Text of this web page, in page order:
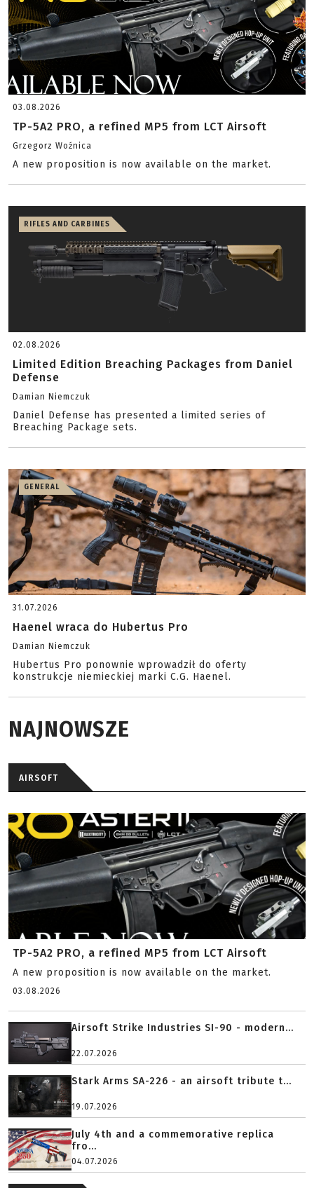
03.08.2026
TP-5A2 PRO, a refined MP5 from LCT Airsoft
Grzegorz Woźnica
A new proposition is now available on the market.
RIFLES AND CARBINES
02.08.2026
Limited Edition Breaching Packages from Daniel
Defense
Damian Niemczuk
Daniel Defense has presented a limited series of
Breaching Package sets.
GENERAL
31.07.2026
Haenel wraca do Hubertus Pro
Damian Niemczuk
Hubertus Pro ponownie wprowadził do oferty
konstrukcje niemieckiej marki C.G. Haenel.
NAJNOWSZE
AIRSOFT
TP-5A2 PRO, a refined MP5 from LCT Airsoft
A new proposition is now available on the market.
03.08.2026
Airsoft Strike Industries SI-90 - modern...
22.07.2026
Stark Arms SA-226 - an airsoft tribute t...
19.07.2026
July 4th and a commemorative replica
fro...
04.07.2026